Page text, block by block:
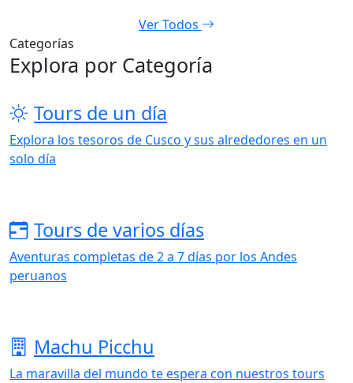
Ver Todos
Categorías
Explora por Categoría
Tours de un día
Explora los tesoros de Cusco y sus alrededores en un
solo día
Tours de varios días
Aventuras completas de 2 a 7 días por los Andes
peruanos
Machu Picchu
La maravilla del mundo te espera con nuestros tours